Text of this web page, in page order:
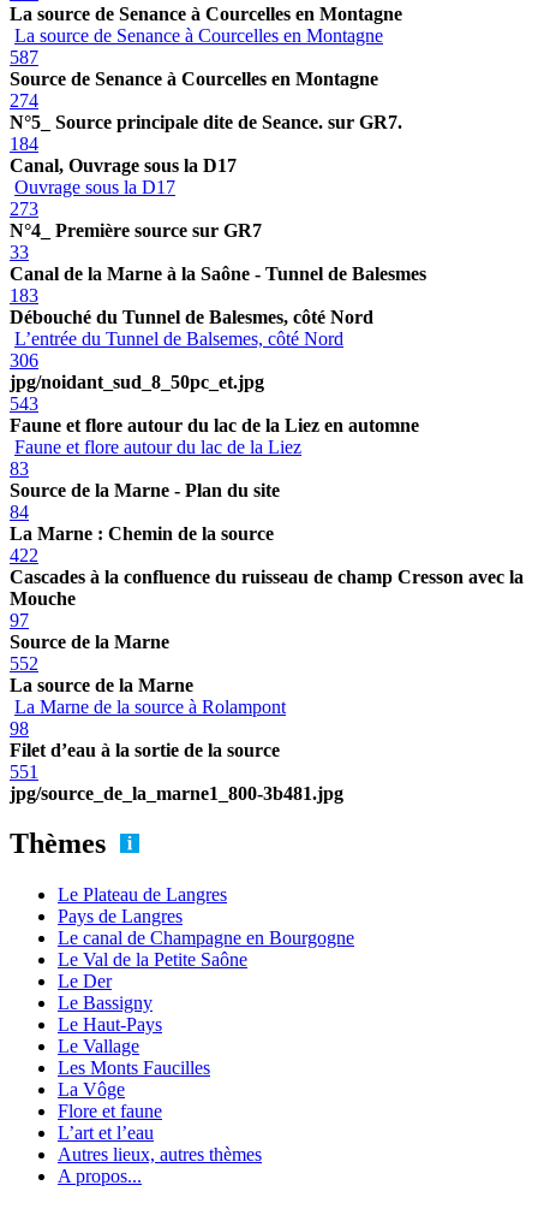
La source de Senance à Courcelles en Montagne
La source de Senance à Courcelles en Montagne
587
Source de Senance à Courcelles en Montagne
274
N°5_ Source principale dite de Seance. sur GR7.
184
Canal, Ouvrage sous la D17
Ouvrage sous la D17
273
N°4_ Première source sur GR7
33
Canal de la Marne à la Saône - Tunnel de Balesmes
183
Débouché du Tunnel de Balesmes, côté Nord
L’entrée du Tunnel de Balsemes, côté Nord
306
jpg/noidant_sud_8_50pc_et.jpg
543
Faune et flore autour du lac de la Liez en automne
Faune et flore autour du lac de la Liez
83
Source de la Marne - Plan du site
84
La Marne : Chemin de la source
422
Cascades à la confluence du ruisseau de champ Cresson avec la
Mouche
97
Source de la Marne
552
La source de la Marne
La Marne de la source à Rolampont
98
Filet d’eau à la sortie de la source
551
jpg/source_de_la_marne1_800-3b481.jpg
Thèmes
Le Plateau de Langres
Pays de Langres
Le canal de Champagne en Bourgogne
Le Val de la Petite Saône
Le Der
Le Bassigny
Le Haut-Pays
Le Vallage
Les Monts Faucilles
La Vôge
Flore et faune
L’art et l’eau
Autres lieux, autres thèmes
A propos...